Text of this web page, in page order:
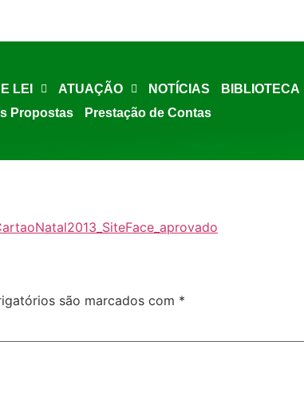
LEI ATUAÇÃO NOTÍCIAS BIBLIOTECA
Propostas Prestação de Contas
são marcados com *